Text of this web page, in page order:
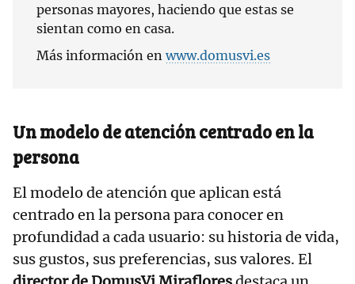
personas mayores, haciendo que estas se
sientan como en casa.
Más información en www.domusvi.es
Un modelo de atención centrado en la
persona
El modelo de atención que aplican está
centrado en la persona para conocer en
profundidad a cada usuario: su historia de vida,
sus gustos, sus preferencias, sus valores. El